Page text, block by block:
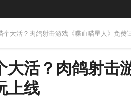
个大活？肉鸽射击游戏《喋血喵星人》免费
大活？肉鸽射击
上线